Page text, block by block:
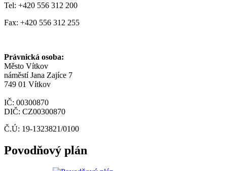
Tel: +420 556 312 200
Fax: +420 556 312 255
Právnická osoba:
Město Vítkov
náměstí Jana Zajíce 7
749 01 Vítkov
IČ: 00300870
DIČ: CZ00300870
Č.Ú: 19-1323821/0100
Povodňový plán